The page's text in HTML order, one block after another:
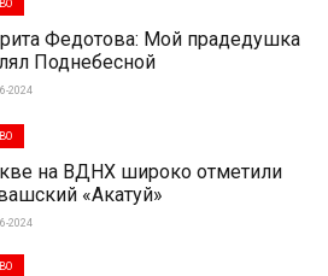
Федотова: Мой прадедушка
Поднебесной
2024
на ВДНХ широко отметили
«Акатуй»
2024